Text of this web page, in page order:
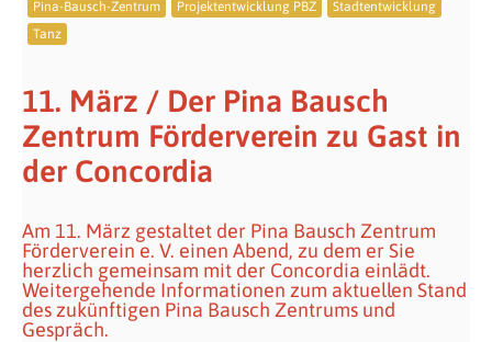
Pina-Bausch-Zentrum
Projektentwicklung PBZ
Stadtentwicklung
Tanz
11. März / Der Pina Bausch
Zentrum Förderverein zu Gast in
der Concordia
Am 11. März gestaltet der Pina Bausch Zentrum
Förderverein e. V. einen Abend, zu dem er Sie
herzlich gemeinsam mit der Concordia einlädt.
Weitergehende Informationen zum aktuellen Stand
des zukünftigen Pina Bausch Zentrums und
Gespräch.